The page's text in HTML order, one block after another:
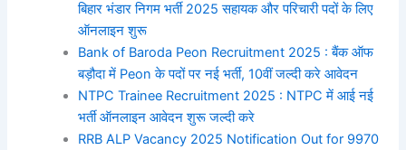
बिहार भंडार निगम भर्ती 2025 सहायक और परिचारी पदों के लिए
ऑनलाइन शुरू
Bank of Baroda Peon Recruitment 2025 : बैंक ऑफ
बड़ौदा में Peon के पदों पर नई भर्ती, 10वीं जल्दी करे आवेदन
NTPC Trainee Recruitment 2025 : NTPC में आई नई
भर्ती ऑनलाइन आवेदन शुरू जल्दी करे
RRB ALP Vacancy 2025 Notification Out for 9970